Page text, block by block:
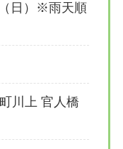
日）※雨天順
川上 官人橋